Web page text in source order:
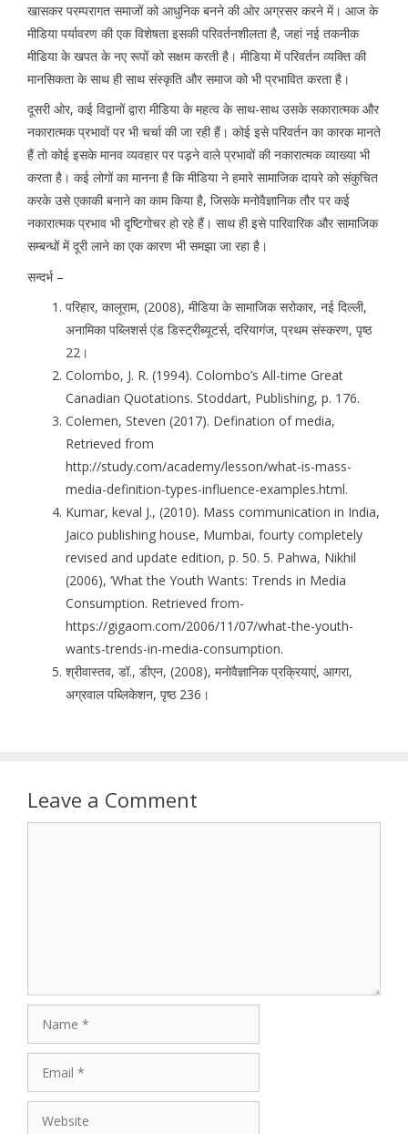
खासकर परम्परागत समाजों को आधुनिक बनने की ओर अग्रसर करने में। आज के
मीडिया पर्यावरण की एक विशेषता इसकी परिवर्तनशीलता है, जहां नई तकनीक
मीडिया के खपत के नए रूपों को सक्षम करती है। मीडिया में परिवर्तन व्यक्ति की
मानसिकता के साथ ही साथ संस्कृति और समाज को भी प्रभावित करता है।
दूसरी ओर, कई विद्वानों द्वारा मीडिया के महत्व के साथ-साथ उसके सकारात्मक और
नकारात्मक प्रभावों पर भी चर्चा की जा रही हैं। कोई इसे परिवर्तन का कारक मानते
हैं तो कोई इसके मानव व्यवहार पर पड़़ने वाले प्रभावों की नकारात्मक व्याख्या भी
करता है। कई लोगों का मानना है कि मीडिया ने हमारे सामाजिक दायरे को संकुचित
करके उसे एकाकी बनाने का काम किया है, जिसके मनोवैज्ञानिक तौर पर कई
नकारात्मक प्रभाव भी दृष्टिगोचर हो रहे हैं। साथ ही इसे पारिवारिक और सामाजिक
सम्बन्धों में दूरी लाने का एक कारण भी समझा जा रहा है।
सन्दर्भ –
परिहार, कालूराम, (2008), मीडिया के सामाजिक सरोकार, नई दिल्ली,
अनामिका पब्लिशर्स एंड डिस्ट्रीब्यूटर्स, दरियागंज, प्रथम संस्करण, पृष्ठ
22।
Colombo, J. R. (1994). Colombo’s All-time Great
Canadian Quotations. Stoddart, Publishing, p. 176.
Colemen, Steven (2017). Defination of media,
Retrieved from
http://study.com/academy/lesson/what-is-mass-
media-definition-types-influence-examples.html.
Kumar, keval J., (2010). Mass communication in India,
Jaico publishing house, Mumbai, fourty completely
revised and update edition, p. 50. 5. Pahwa, Nikhil
(2006), ‘What the Youth Wants: Trends in Media
Consumption. Retrieved from-
https://gigaom.com/2006/11/07/what-the-youth-
wants-trends-in-media-consumption.
श्रीवास्तव, डॉ., डीएन, (2008), मनोवैज्ञानिक प्रक्रियाएं, आगरा,
अग्रवाल पब्लिकेशन, पृष्ठ 236।
Leave a Comment
Website